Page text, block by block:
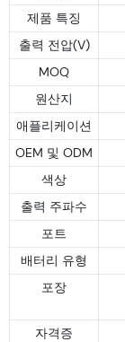
제품 특징
출력 전압(V)
MOQ
원산지
애플리케이션
OEM 및 ODM
색상
출력 주파수
포트
배터리 유형
포장
자격증